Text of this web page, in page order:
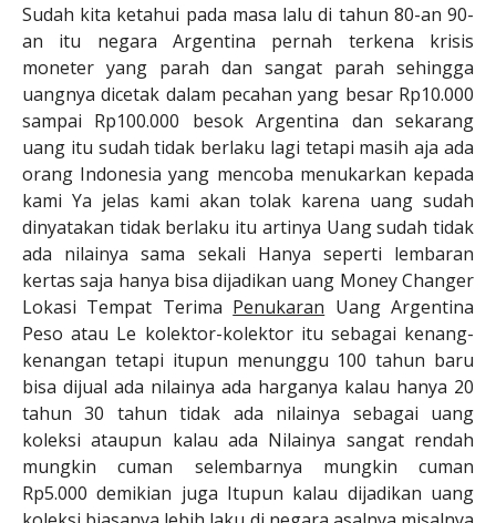
Sudah kita ketahui pada masa lalu di tahun 80-an 90-
an itu negara Argentina pernah terkena krisis
moneter yang parah dan sangat parah sehingga
uangnya dicetak dalam pecahan yang besar Rp10.000
sampai Rp100.000 besok Argentina dan sekarang
uang itu sudah tidak berlaku lagi tetapi masih aja ada
orang Indonesia yang mencoba menukarkan kepada
kami Ya jelas kami akan tolak karena uang sudah
dinyatakan tidak berlaku itu artinya Uang sudah tidak
ada nilainya sama sekali Hanya seperti lembaran
kertas saja hanya bisa dijadikan uang Money Changer
Lokasi Tempat Terima Penukaran Uang Argentina
Peso atau Le kolektor-kolektor itu sebagai kenang-
kenangan tetapi itupun menunggu 100 tahun baru
bisa dijual ada nilainya ada harganya kalau hanya 20
tahun 30 tahun tidak ada nilainya sebagai uang
koleksi ataupun kalau ada Nilainya sangat rendah
mungkin cuman selembarnya mungkin cuman
Rp5.000 demikian juga Itupun kalau dijadikan uang